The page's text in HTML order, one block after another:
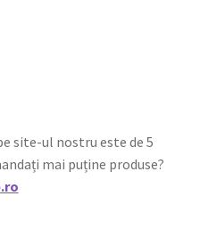
site-ul nostru este de 5
mai puține produse?